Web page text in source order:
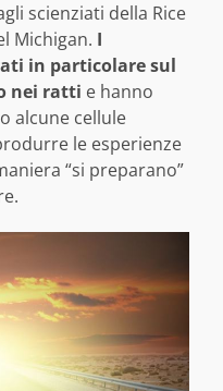
scienziati della Rice
Michigan. I
in particolare sul
nei ratti e hanno
alcune cellule
le esperienze
“si preparano”